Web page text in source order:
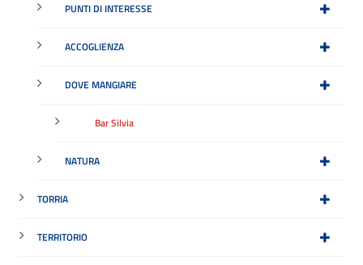
PUNTI DI INTERESSE
ACCOGLIENZA
DOVE MANGIARE
Bar Silvia
NATURA
TORRIA
TERRITORIO